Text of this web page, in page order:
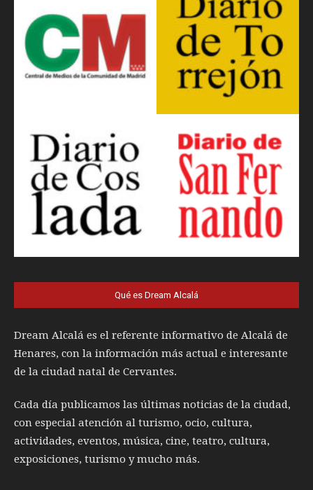
Qué es Dream Alcalá
Dream Alcalá es el referente informativo de Alcalá de
Henares, con la información más actual e interesante
de la ciudad natal de Cervantes.
Cada día publicamos las últimas noticias de la ciudad,
con especial atención al turismo, ocio, cultura,
actividades, eventos, música, cine, teatro, cultura,
exposiciones, turismo y mucho más.